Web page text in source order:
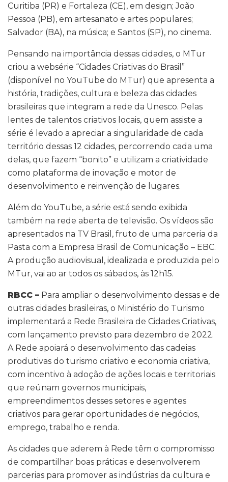
Curitiba (PR) e Fortaleza (CE), em design; João
Pessoa (PB), em artesanato e artes populares;
Salvador (BA), na música; e Santos (SP), no cinema.
Pensando na importância dessas cidades, o MTur
criou a websérie “Cidades Criativas do Brasil”
(disponível no YouTube do MTur) que apresenta a
história, tradições, cultura e beleza das cidades
brasileiras que integram a rede da Unesco. Pelas
lentes de talentos criativos locais, quem assiste a
série é levado a apreciar a singularidade de cada
território dessas 12 cidades, percorrendo cada uma
delas, que fazem “bonito” e utilizam a criatividade
como plataforma de inovação e motor de
desenvolvimento e reinvenção de lugares.
Além do YouTube, a série está sendo exibida
também na rede aberta de televisão. Os vídeos são
apresentados na TV Brasil, fruto de uma parceria da
Pasta com a Empresa Brasil de Comunicação – EBC.
A produção audiovisual, idealizada e produzida pelo
MTur, vai ao ar todos os sábados, às 12h15.
RBCC – Para ampliar o desenvolvimento dessas e de
outras cidades brasileiras, o Ministério do Turismo
implementará a Rede Brasileira de Cidades Criativas,
com lançamento previsto para dezembro de 2022.
A Rede apoiará o desenvolvimento das cadeias
produtivas do turismo criativo e economia criativa,
com incentivo à adoção de ações locais e territoriais
que reúnam governos municipais,
empreendimentos desses setores e agentes
criativos para gerar oportunidades de negócios,
emprego, trabalho e renda.
As cidades que aderem à Rede têm o compromisso
de compartilhar boas práticas e desenvolverem
parcerias para promover as indústrias da cultura e